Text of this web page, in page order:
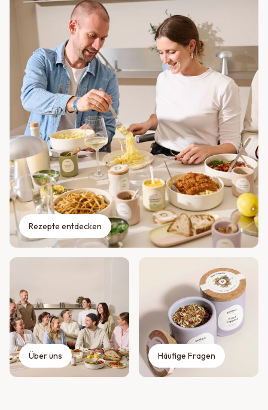
Rezepte entdecken
Über uns Häufige Fragen